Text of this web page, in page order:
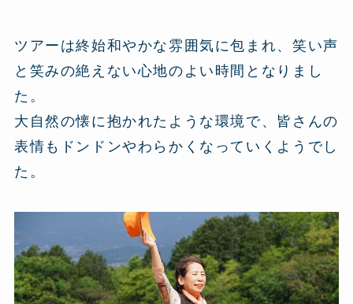
ツアーは終始和やかな雰囲気に包まれ、笑い声
と笑みの絶えない心地のよい時間となりまし
た。
大自然の懐に抱かれたような環境で、皆さんの
表情もドンドンやわらかくなっていくようでし
た。